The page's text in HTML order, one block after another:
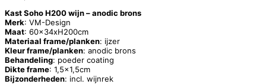
Kast Soho H200 wijn – anodic brons
Merk: VM-Design
Maat: 60x34xH200cm
Materiaal frame/planken: ijzer
Kleur frame/planken: anodic brons
Behandeling: poeder coating
Dikte frame: 1,5×1,5cm
Bijzonderheden: incl. wijnrek